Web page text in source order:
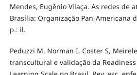
Mendes, Eugênio Vilaça. As redes de
Brasília: Organização Pan-Americana
p.: il.
Peduzzi M, Norman I, Coster S,
transcultural e validação da